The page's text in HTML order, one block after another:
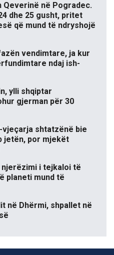
Qeverinë në Pogradec.
dhe 25 gusht, pritet
që mund të ndryshojë
vendimtare, ja kur
ndaj ish-
ylli shqiptar
gjerman për 30
shtatzënë bie
jetën, por mjekët
njerëzimi i tejkaloi të
planeti mund të
në Dhërmi, shpallet në